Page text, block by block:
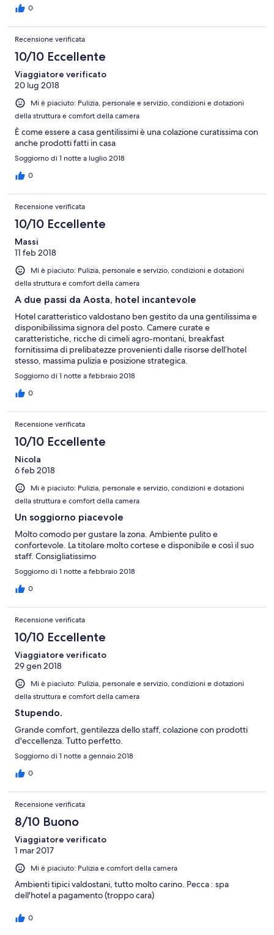
0
Recensione verificata
10/10 Eccellente
Viaggiatore verificato
20 lug 2018
Mi è piaciuto: Pulizia, personale e servizio, condizioni e dotazioni
della struttura e comfort della camera
È come essere a casa gentilissimi è una colazione curatissima con
anche prodotti fatti in casa
Soggiorno di 1 notte a luglio 2018
0
Recensione verificata
10/10 Eccellente
Massi
11 feb 2018
Mi è piaciuto: Pulizia, personale e servizio, condizioni e dotazioni
della struttura e comfort della camera
A due passi da Aosta, hotel incantevole
Hotel caratteristico valdostano ben gestito da una gentilissima e
disponibilissima signora del posto. Camere curate e
caratteristiche, ricche di cimeli agro-montani, breakfast
fornitissima di prelibatezze provenienti dalle risorse dell’hotel
stesso, massima pulizia e posizione strategica.
Soggiorno di 1 notte a febbraio 2018
0
Recensione verificata
10/10 Eccellente
Nicola
6 feb 2018
Mi è piaciuto: Pulizia, personale e servizio, condizioni e dotazioni
della struttura e comfort della camera
Un soggiorno piacevole
Molto comodo per gustare la zona. Ambiente pulito e
confortevole. La titolare molto cortese e disponibile e così il suo
staff. Consigliatissimo
Soggiorno di 1 notte a febbraio 2018
0
Recensione verificata
10/10 Eccellente
Viaggiatore verificato
29 gen 2018
Mi è piaciuto: Pulizia, personale e servizio, condizioni e dotazioni
della struttura e comfort della camera
Stupendo.
Grande comfort, gentilezza dello staff, colazione con prodotti
d'eccellenza. Tutto perfetto.
Soggiorno di 1 notte a gennaio 2018
0
Recensione verificata
8/10 Buono
Viaggiatore verificato
1 mar 2017
Mi è piaciuto: Pulizia e comfort della camera
Ambienti tipici valdostani, tutto molto carino. Pecca : spa
dell'hotel a pagamento (troppo cara)
0